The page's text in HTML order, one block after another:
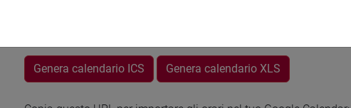
Genera calendario ICS Genera calendario XLS